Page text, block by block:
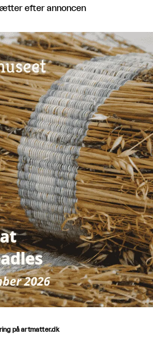
efter annoncen
på artmatter.dk